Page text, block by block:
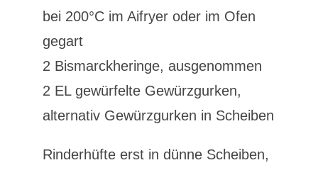
bei 200°C im Aifryer oder im Ofen
gegart
2 Bismarckheringe, ausgenommen
2 EL gewürfelte Gewürzgurken,
alternativ Gewürzgurken in Scheiben
Rinderhüfte erst in dünne Scheiben,